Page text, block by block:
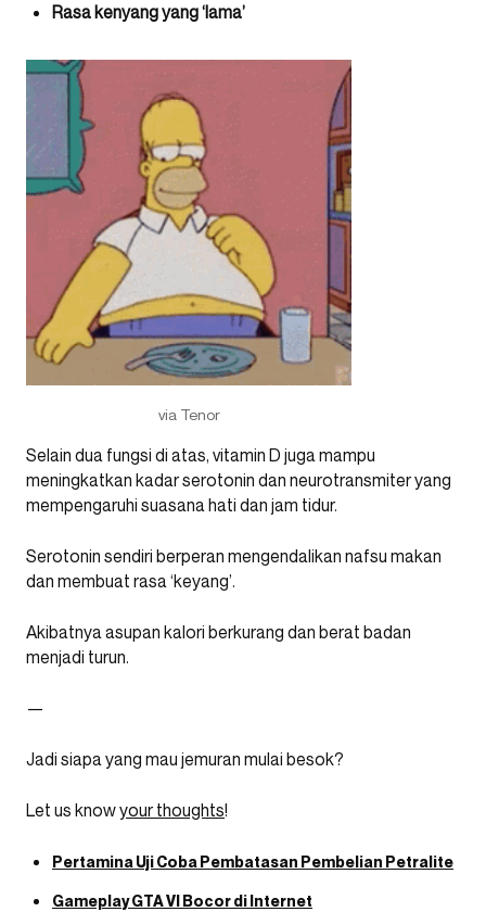
Rasa kenyang yang ‘lama’
via Tenor
Selain dua fungsi di atas, vitamin D juga mampu
meningkatkan kadar serotonin dan neurotransmiter yang
mempengaruhi suasana hati dan jam tidur.
Serotonin sendiri berperan mengendalikan nafsu makan
dan membuat rasa ‘keyang’.
Akibatnya asupan kalori berkurang dan berat badan
menjadi turun.
—
Jadi siapa yang mau jemuran mulai besok?
Let us knowyour thoughts!
Pertamina Uji Coba Pembatasan Pembelian Petralite
Gameplay GTA VI Bocor di Internet